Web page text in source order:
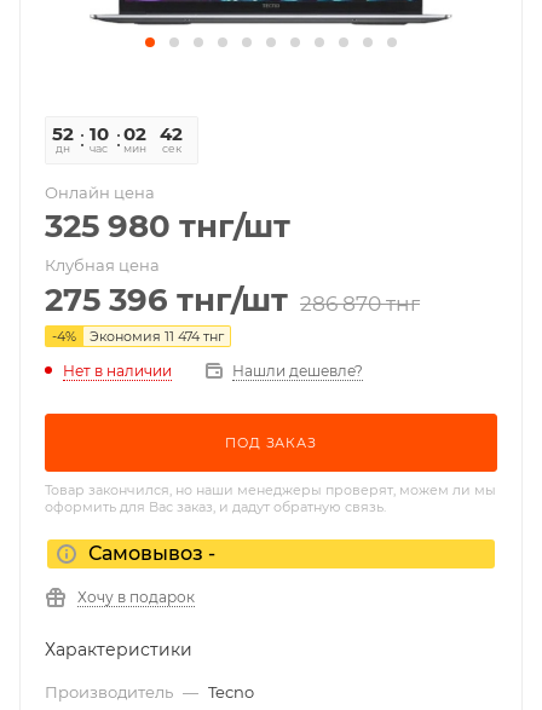
52
дн
10
час
02
мин
41
сек
Онлайн цена
325 980 тнг/шт
Клубная цена
275 396 тнг/шт 286 870тнг
-4% Экономия 11 474 тнг
Нет в наличии Нашли дешевле?
ПОД ЗАКАЗ
Товар закончился, но наши менеджеры проверят, можем ли мы
оформить для Вас заказ, и дадут обратную связь.
Самовывоз -
Хочу в подарок
Характеристики
Производитель — Tecno